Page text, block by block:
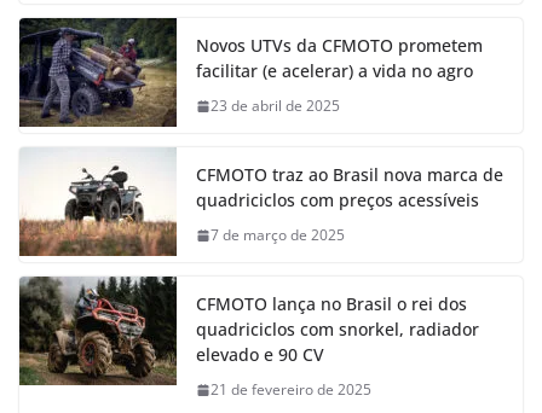
Novos UTVs da CFMOTO prometem
facilitar (e acelerar) a vida no agro
23 de abril de 2025
CFMOTO traz ao Brasil nova marca de
quadriciclos com preços acessíveis
7 de março de 2025
CFMOTO lança no Brasil o rei dos
quadriciclos com snorkel, radiador
elevado e 90 CV
21 de fevereiro de 2025